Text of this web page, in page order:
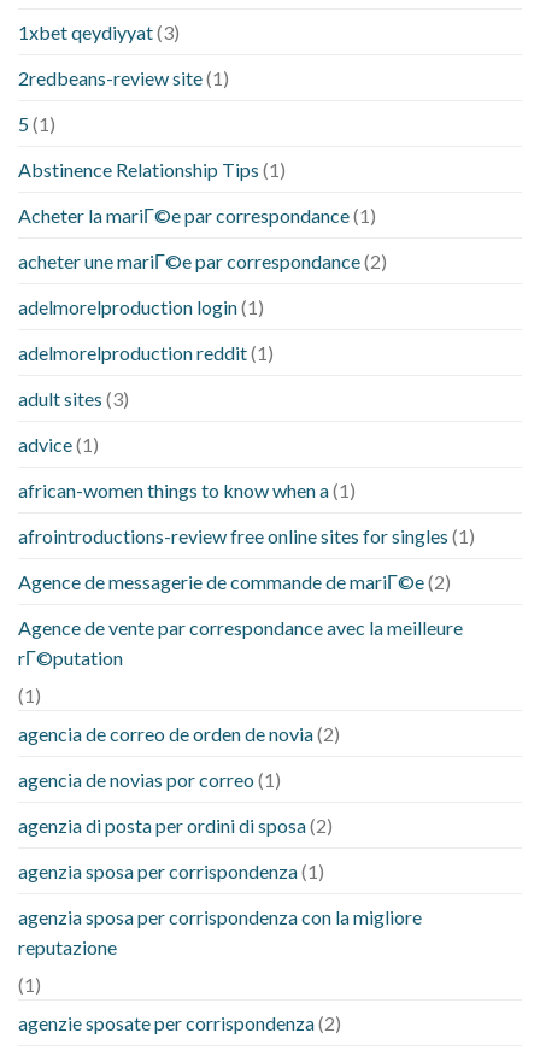
1xbet qeydiyyat(3)
2redbeans-review site(1)
5(1)
Abstinence Relationship Tips (1)
Acheter la mariГ©e par correspondance(1)
acheter une mariГ©e par correspondance(2)
adelmorelproduction login(1)
adelmorelproduction reddit(1)
adult sites (3)
advice(1)
african-women things to know when a(1)
afrointroductions-review free online sites for singles (1)
Agence de messagerie de commande de mariГ©e(2)
Agence de vente par correspondance avec la meilleure
rГ©putation
(1)
agencia de correo de orden de novia(2)
agencia de novias por correo (1)
agenzia di posta per ordini di sposa(2)
agenzia sposa per corrispondenza(1)
agenzia sposa per corrispondenza con la migliore
reputazione
(1)
agenzie sposate per corrispondenza(2)